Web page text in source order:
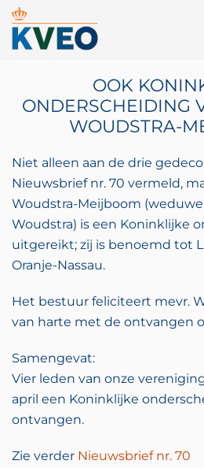
OOK
ONDERSCHEIDING
WOUDSTRA-
Niet alleen aan de drie
Nieuwsbrief nr. 70 vermeld,
Woudstra-Meijboom (weduwe
Woudstra) is een Koninklijke
uitgereikt; zij is benoemd tot
Oranje-Nassau.
Het bestuur feliciteert mevr.
van harte met de ontvangen
Samengevat:
Vier leden van onze
april een Koninklijke
ontvangen.
Zie verder Nieuwsbrief nr. 70